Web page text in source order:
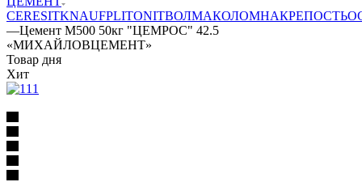
CERESITKNAUFPLITONITВОЛМАКОЛОМНАКРЕПОСТЬ
—Цемент М500 50кг "ЦЕМРОС" 42.5
«МИХАЙЛОВЦЕМЕНТ»
Товар дня
Хит